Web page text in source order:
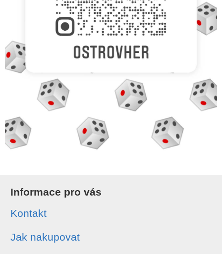
Informace pro vás
Kontakt
Jak nakupovat